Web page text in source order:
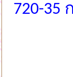
720-35